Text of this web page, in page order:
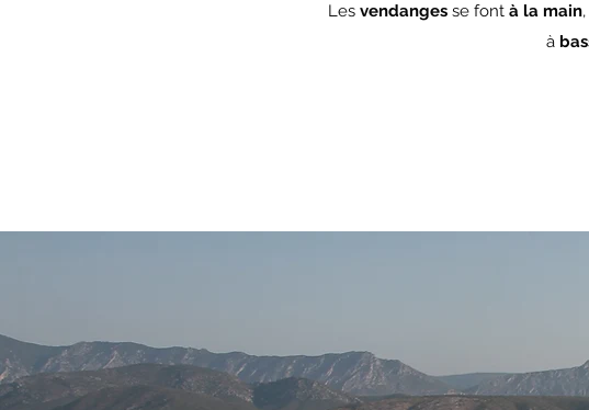
Les vendanges se font à la main
à